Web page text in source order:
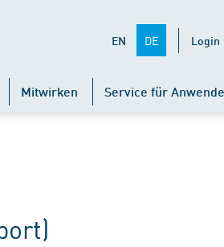
EN DE Login
Mitwirken Service für